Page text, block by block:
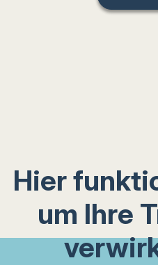
Hier
um Ihre